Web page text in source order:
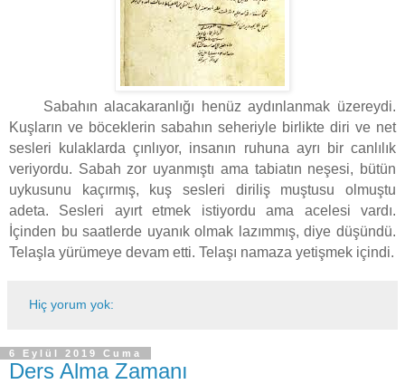
Sabahın alacakaranlığı henüz aydınlanmak üzereydi.
Kuşların ve böceklerin sabahın seheriyle birlikte diri ve net
sesleri kulaklarda çınlıyor, insanın ruhuna ayrı bir canlılık
veriyordu. Sabah zor uyanmıştı ama tabiatın neşesi, bütün
uykusunu kaçırmış, kuş sesleri diriliş muştusu olmuştu
adeta. Sesleri ayırt etmek istiyordu ama acelesi vardı.
İçinden bu saatlerde uyanık olmak lazımmış, diye düşündü.
Telaşla yürümeye devam etti. Telaşı namaza yetişmek içindi.
Hiç yorum yok:
6 Eylül 2019 Cuma
Ders Alma Zamanı